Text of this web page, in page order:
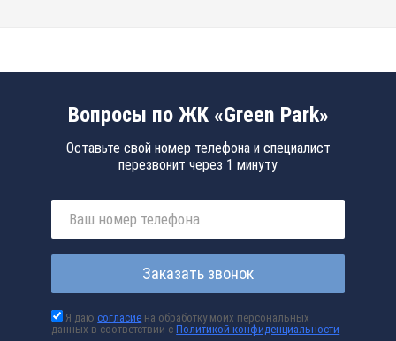
Вопросы по ЖК «Green Park»
Оставьте свой номер телефона и специалист
перезвонит через 1 минуту
Заказать звонок
Я даюсогласие на обработку моих персональных
данных в соответствии сПолитикой конфиденциальности